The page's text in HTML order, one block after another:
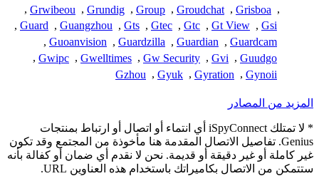
,
Grisboa
,
Groudchat
,
Group
,
Grundig
,
Grwibeou
,
Gsi
,
Gt View
,
Gtc
,
Gtec
,
Gts
,
Guangzhou
,
Guard
,
Guardcam
,
Guardian
,
Guardzilla
,
Guoanvision
,
Guudgo
,
Gvi
,
Gw Security
,
Gwelltimes
,
Gwipc
,
Gynoii
,
Gyration
,
Gyuk
,
Gzhou
المزيد من المصادر
* لا تمتلك iSpyConnect أي انتماء أو اتصال أو ارتباط بمنتجات
Genius. تفاصيل الاتصال المقدمة هنا مأخوذة من المجتمع وقد تكون
غير كاملة أو غير دقيقة أو قديمة. نحن لا نقدم أي ضمان أو كفالة بأنه
ستتمكن من الاتصال بكاميراتك باستخدام هذه العناوين URL.